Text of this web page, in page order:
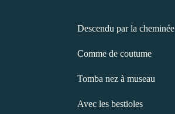
Descendu par la cheminée
Comme de coutume
Tomba nez à museau
Avec les bestioles